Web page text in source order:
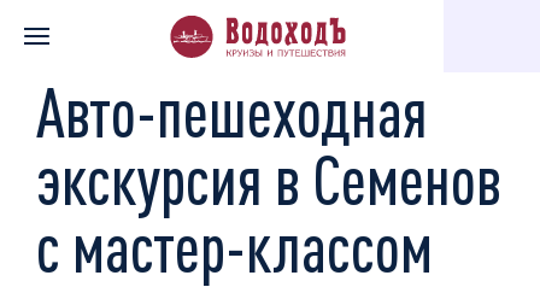
Главная Каталог экскурсий Интерактивные программы
Авто-пешеходная
экскурсия в Семенов
с мастер-классом